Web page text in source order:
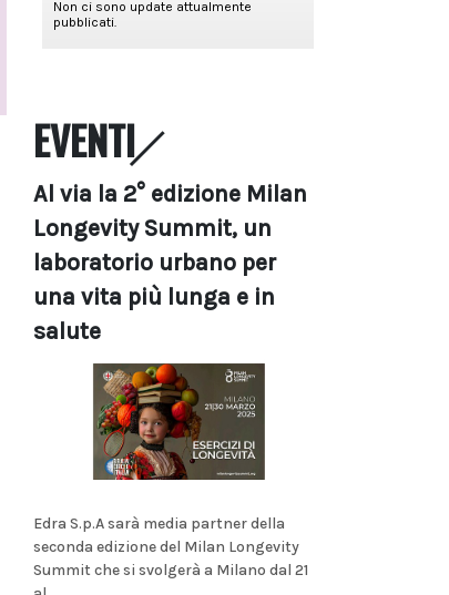
EVENTI
Al via la 2° edizione Milan
Longevity Summit, un
laboratorio urbano per
una vita più lunga e in
salute
Edra S.p.A sarà media partner della
seconda edizione del Milan Longevity
Summit che si svolgerà a Milano dal 21